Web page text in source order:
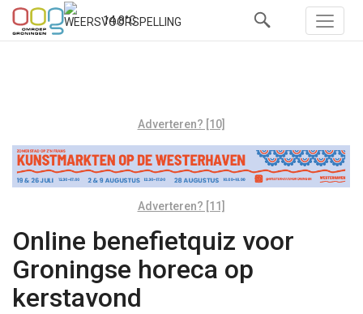
14.8°C
Adverteren? [10]
Adverteren? [11]
Online benefietquiz voor
Groningse horeca op
kerstavond